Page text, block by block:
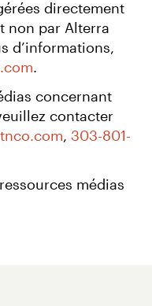
directement
non par Alterra
d’informations,
.
concernant
contacter
, 303-801-